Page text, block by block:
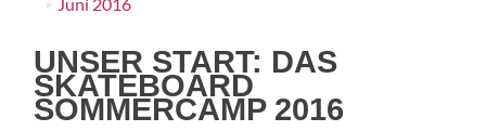
UNSER START: DAS
SKATEBOARD
SOMMERCAMP 2016